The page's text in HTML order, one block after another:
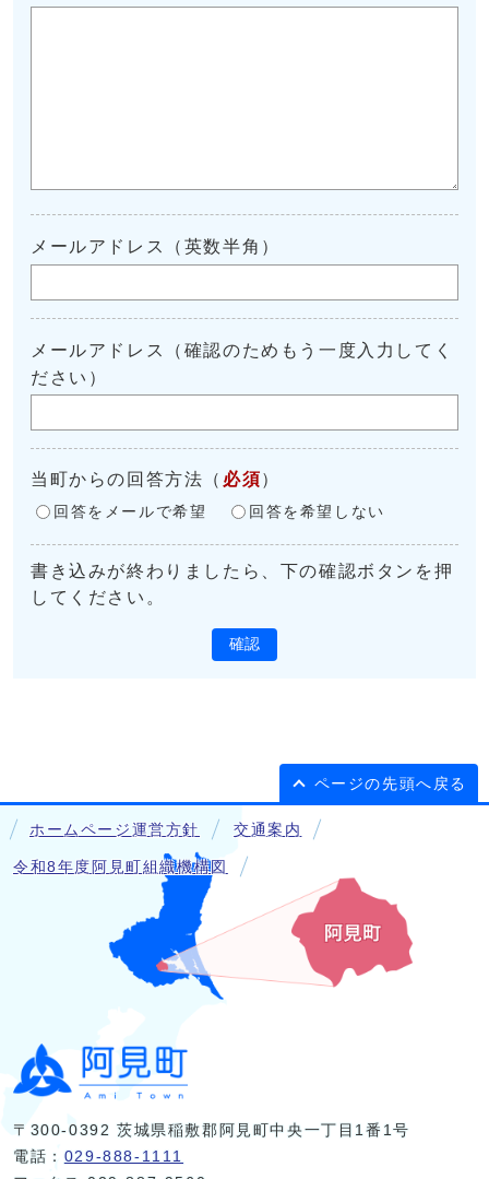
メールアドレス（英数半角）
メールアドレス（確認のためもう一度入力してく
ださい）
当町からの回答方法 （ 必須 ）
回答をメールで希望 回答を希望しない
書き込みが終わりましたら、下の確認ボタンを押
してください。
確認
ページの先頭へ戻る
ホームページ運営方針 交通案内
令和8年度阿見町組織機構図
〒300-0392 茨城県稲敷郡阿見町中央一丁目1番1号
電話： 029-888-1111